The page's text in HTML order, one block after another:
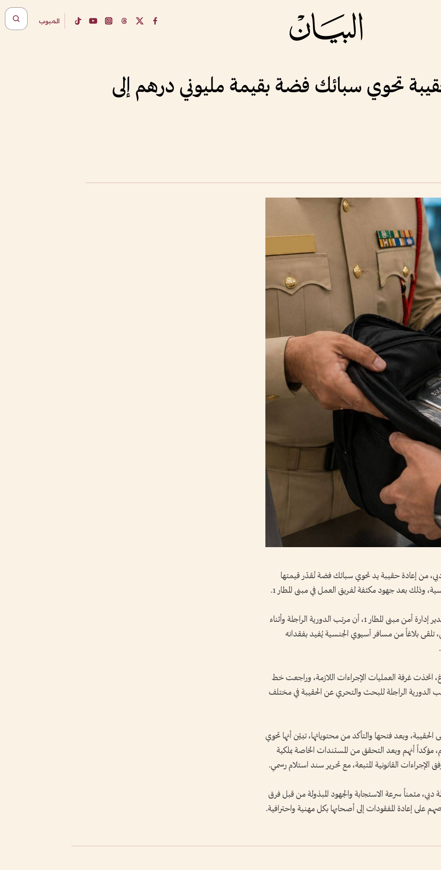
المبوب
تحوي سبائك فضة بقيمة مليوني درهم إلى
دبي، من إعادة حقيبة يد تحوي سبائك فضة تُقدّر قيمتها
وذلك بعد جهود مكثفة لفريق العمل في مبنى المطار 1.
وأوضح العقيد عبدالله فيصل الدوسري، مدير إدارة أمن مبنى المطار 1، أن مرتب الدورية الراجلة وأثناء
تلقى بلاغاً من مسافر آسيوي الجنسية يُفيد بفقدانه
اتخذت غرفة العمليات الإجراءات اللازمة، وراجعت خط
الراجلة للبحث والتحري عن الحقيبة في مختلف
وبعد فتحها والتأكد من محتوياتها، تبيّن أنها تحوي
أنهم وبعد التحقق من المستندات الخاصة بملكية
الإجراءات القانونية المتبعة، مع تحرير سند استلام رسمي.
مثمناً سرعة الاستجابة والجهود المبذولة من قبل فرق
على إعادة المفقودات إلى أصحابها بكل مهنية واحترافية.